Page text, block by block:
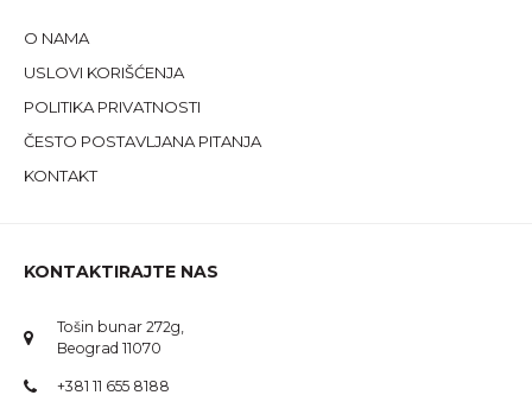
O NAMA
USLOVI KORIŠĆENJA
POLITIKA PRIVATNOSTI
ČESTO POSTAVLJANA PITANJA
KONTAKT
KONTAKTIRAJTE NAS
Tošin bunar 272g,
Beograd 11070
+381 11 655 8188